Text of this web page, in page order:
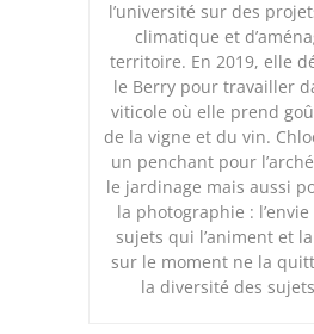
l’université sur des
climatique et
territoire. En 2019, elle
le Berry pour travailler
viticole où elle prend
de la vigne et du vin.
un penchant pour
le jardinage mais aussi
la photographie :
sujets qui l’animent et
sur le moment ne la
la diversité des